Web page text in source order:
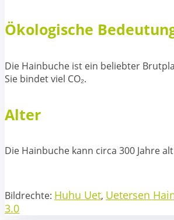
Ökologische
Die Hainbuche ist ein beliebter
Sie bindet viel CO₂.
Alter
Die Hainbuche kann circa 300 Jahre
Bildrechte: Huhu Uet, Uetersen
3.0